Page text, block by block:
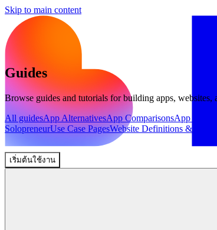
Skip to main content
เริ่มต้นใช้งาน
Guides
Browse guides and tutorials for building apps,
All guidesApp AlternativesApp ComparisonsApp
SolopreneurUse Case PagesWebsite Definitions &